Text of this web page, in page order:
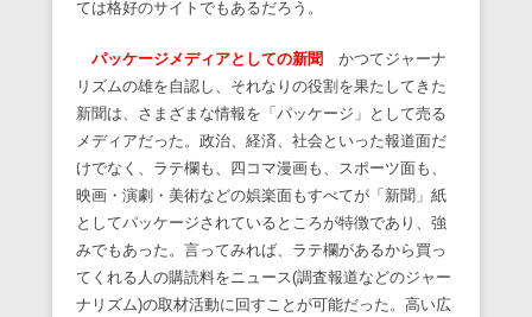
ては格好のサイトでもあるだろう。
パッケージメディアとしての新聞 かつてジャーナ
リズムの雄を自認し、それなりの役割を果たしてきた
新聞は、さまざまな情報を「パッケージ」として売る
メディアだった。政治、経済、社会といった報道面だ
けでなく、ラテ欄も、四コマ漫画も、スポーツ面も、
映画・演劇・美術などの娯楽面もすべてが「新聞」紙
としてパッケージされているところが特徴であり、強
みでもあった。言ってみれば、ラテ欄があるから買っ
てくれる人の購読料をニュース(調査報道などのジャー
ナリズム)の取材活動に回すことが可能だった。高い広